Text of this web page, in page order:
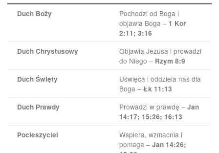
Duch Boży
Pochodzi od Boga i
objawia Boga – 1 Kor
2:11; 3:16
Duch Chrystusowy
Objawia Jezusa i prowadzi
do Niego – Rzym 8:9
Duch Święty
Uświęca i oddziela nas dla
Boga – Łk 11:13
Duch Prawdy
Prowadzi w prawdę – Jan
14:17; 15:26; 16:13
Pocieszyciel
Wspiera, wzmacnia i
pomaga – Jan 14:26;